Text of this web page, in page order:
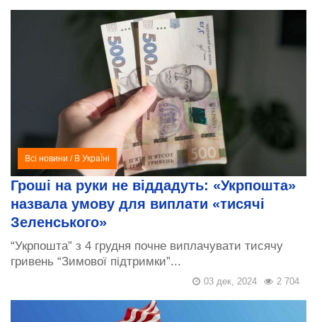
Всі новини / В УкраЇні
Гроші на руки не віддадуть: «Укрпошта»
назвала умову для виплати «тисячі
Зеленського»
“Укрпошта” з 4 грудня почне виплачувати тисячу
гривень “Зимової підтримки”...
2 704
03 дек, 2024